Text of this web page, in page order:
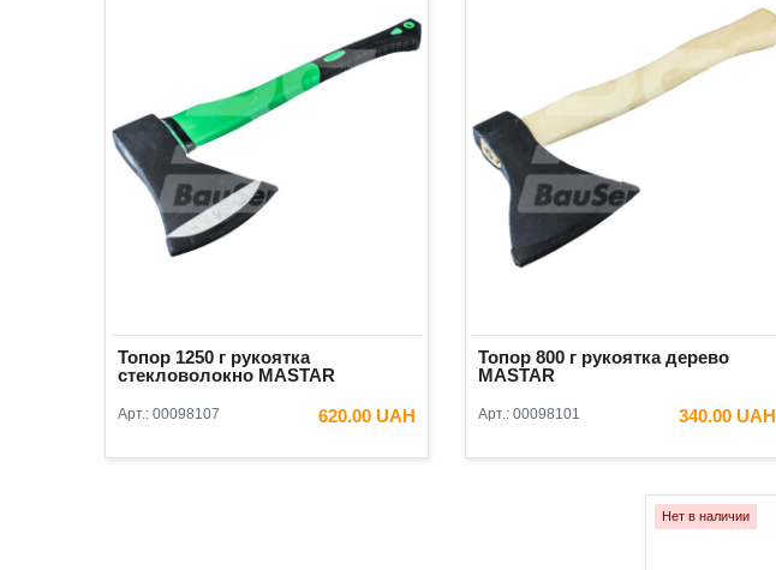
Топор 1250 г рукоятка
стекловолокно MASTAR
Арт.: 00098107 620.00 UAH
В КОРЗИНУ
Топор 800 г рукоятка дерево
MASTAR
Арт.: 00098101 340.00 UAH
В КОРЗИНУ
Нет в наличии